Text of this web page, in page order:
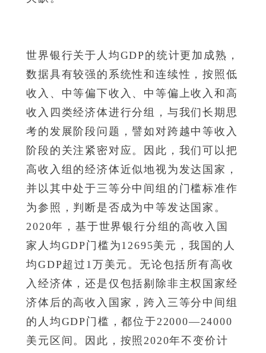
世界银行关于人均GDP的统计更加成熟，
数据具有较强的系统性和连续性，按照低
收入、中等偏下收入、中等偏上收入和高
收入四类经济体进行分组，与我们长期思
考的发展阶段问题，譬如对跨越中等收入
阶段的关注紧密对应。因此，我们可以把
高收入组的经济体近似地视为发达国家，
并以其中处于三等分中间组的门槛标准作
为参照，判断是否成为中等发达国家。
2020年，基于世界银行分组的高收入国
家人均GDP门槛为12695美元，我国的人
均GDP超过1万美元。无论包括所有高收
入经济体，还是仅包括剔除非主权国家经
济体后的高收入国家，跨入三等分中间组
的人均GDP门槛，都位于22000—24000
美元区间。因此，按照2020年不变价计